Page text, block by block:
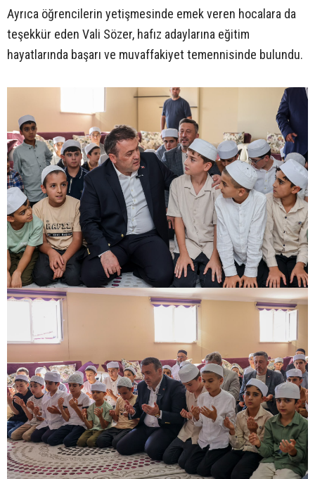
Ayrıca öğrencilerin yetişmesinde emek veren hocalara da
teşekkür eden Vali Sözer, hafız adaylarına eğitim
hayatlarında başarı ve muvaffakiyet temennisinde bulundu.